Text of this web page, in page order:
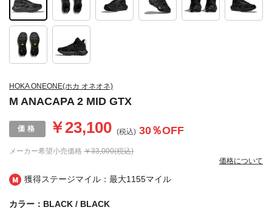
獲得ステージマイル：最大1155マイル
HOKA ONEONE(ホカ オネオネ)
M ANACAPA 2 MID GTX
メーカー希望小売価格 ￥33,000(税込)
￥23,100 (税込) 30％OFF
価格について
カラー：BLACK / BLACK